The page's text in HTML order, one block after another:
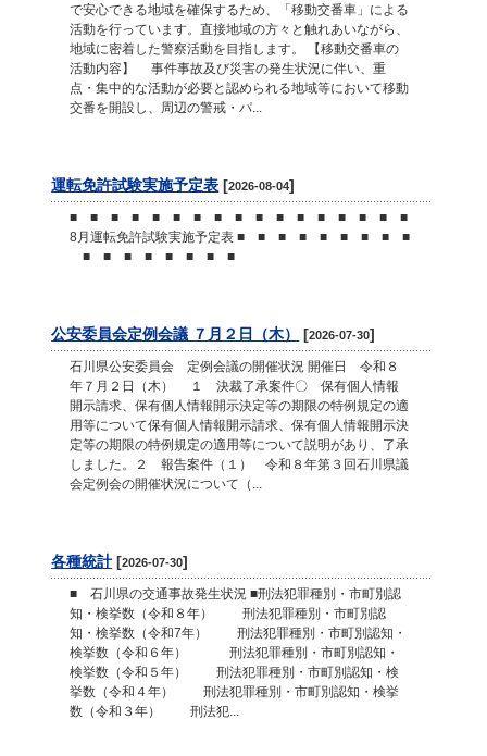
で安心できる地域を確保するため、「移動交番車」による
活動を行っています。直接地域の方々と触れあいながら、
地域に密着した警察活動を目指します。 【移動交番車の
活動内容】 事件事故及び災害の発生状況に伴い、重
点・集中的な活動が必要と認められる地域等において移動
交番を開設し、周辺の警戒・パ...
運転免許試験実施予定表 [2026-08-04]
■ ■ ■ ■ ■ ■ ■ ■ ■ ■ ■ ■ ■ ■ ■ ■ ■
8月運転免許試験実施予定表 ■ ■ ■ ■ ■ ■ ■ ■ ■
■ ■ ■ ■ ■ ■ ■ ■
公安委員会定例会議 ７月２日（木） [2026-07-30]
石川県公安委員会 定例会議の開催状況 開催日 令和８
年７月２日（木） １ 決裁了承案件〇 保有個人情報
開示請求、保有個人情報開示決定等の期限の特例規定の適
用等について保有個人情報開示請求、保有個人情報開示決
定等の期限の特例規定の適用等について説明があり、了承
しました。２ 報告案件（１） 令和８年第３回石川県議
会定例会の開催状況について（...
各種統計[2026-07-30]
■ 石川県の交通事故発生状況 ■刑法犯罪種別・市町別認
知・検挙数（令和８年） 刑法犯罪種別・市町別認
知・検挙数（令和7年） 刑法犯罪種別・市町別認知・
検挙数（令和６年） 刑法犯罪種別・市町別認知・
検挙数（令和５年） 刑法犯罪種別・市町別認知・検
挙数（令和４年） 刑法犯罪種別・市町別認知・検挙
数（令和３年） 刑法犯...